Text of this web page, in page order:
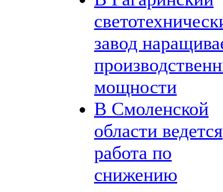
завод
мощности
В Смоленской
области ведется
работа по
снижению